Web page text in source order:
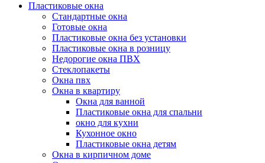
Пластиковые окна
Стандартные окна
Готовые окна
Пластиковые окна без установки
Пластиковые окна в розницу
Недорогие окна ПВХ
Стеклопакеты
Окна пвх
Окна в квартиру
Окна для ванной
Пластиковые окна для спальни
окно для кухни
Кухонное окно
Пластиковые окна детям
Окна в кирпичном доме